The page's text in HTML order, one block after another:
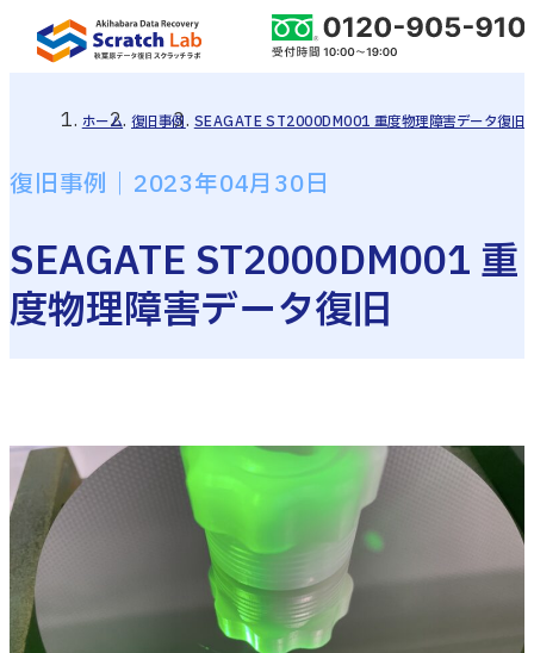
ホーム 復旧事例 SEAGATE ST2000DM001 重度物理障害データ復旧
SEAGATE ST2000DM001 重
度物理障害データ復旧
復旧事例｜2023年04月30日